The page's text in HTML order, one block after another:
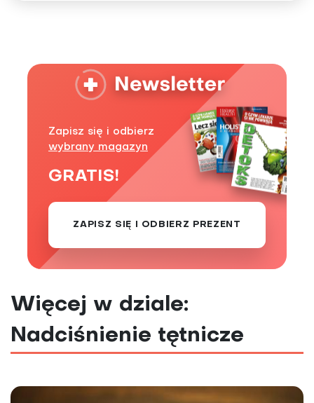
Zapisz się i odbierz
wybrany magazyn
GRATIS!
ZAPISZ SIĘ I ODBIERZ PREZENT
Więcej w dziale:
Nadciśnienie tętnicze